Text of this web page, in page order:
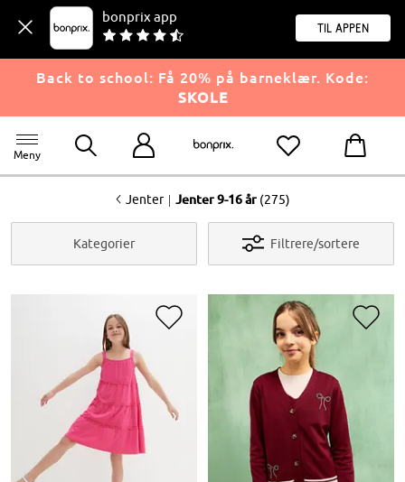
bonprix app
til appen
Back to school: Få 20% på barneklær. Kode:
SKOLE
Meny
<Jenter | Jenter 9-16 år (275)
Kategorier Filtrere/sortere